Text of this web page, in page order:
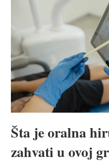
Šta je oralna
zahvati u ovoj